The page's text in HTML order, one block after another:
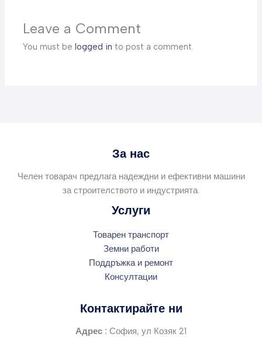
Leave a Comment
You must belogged in to post a comment.
За нас
Челен товарач предлага надеждни и ефективни машини
за строителството и индустрията.
Услуги
Товарен транспорт
Земни работи
Поддръжка и ремонт
Консултации
Контактирайте ни
Адрес : София, ул Козяк 21